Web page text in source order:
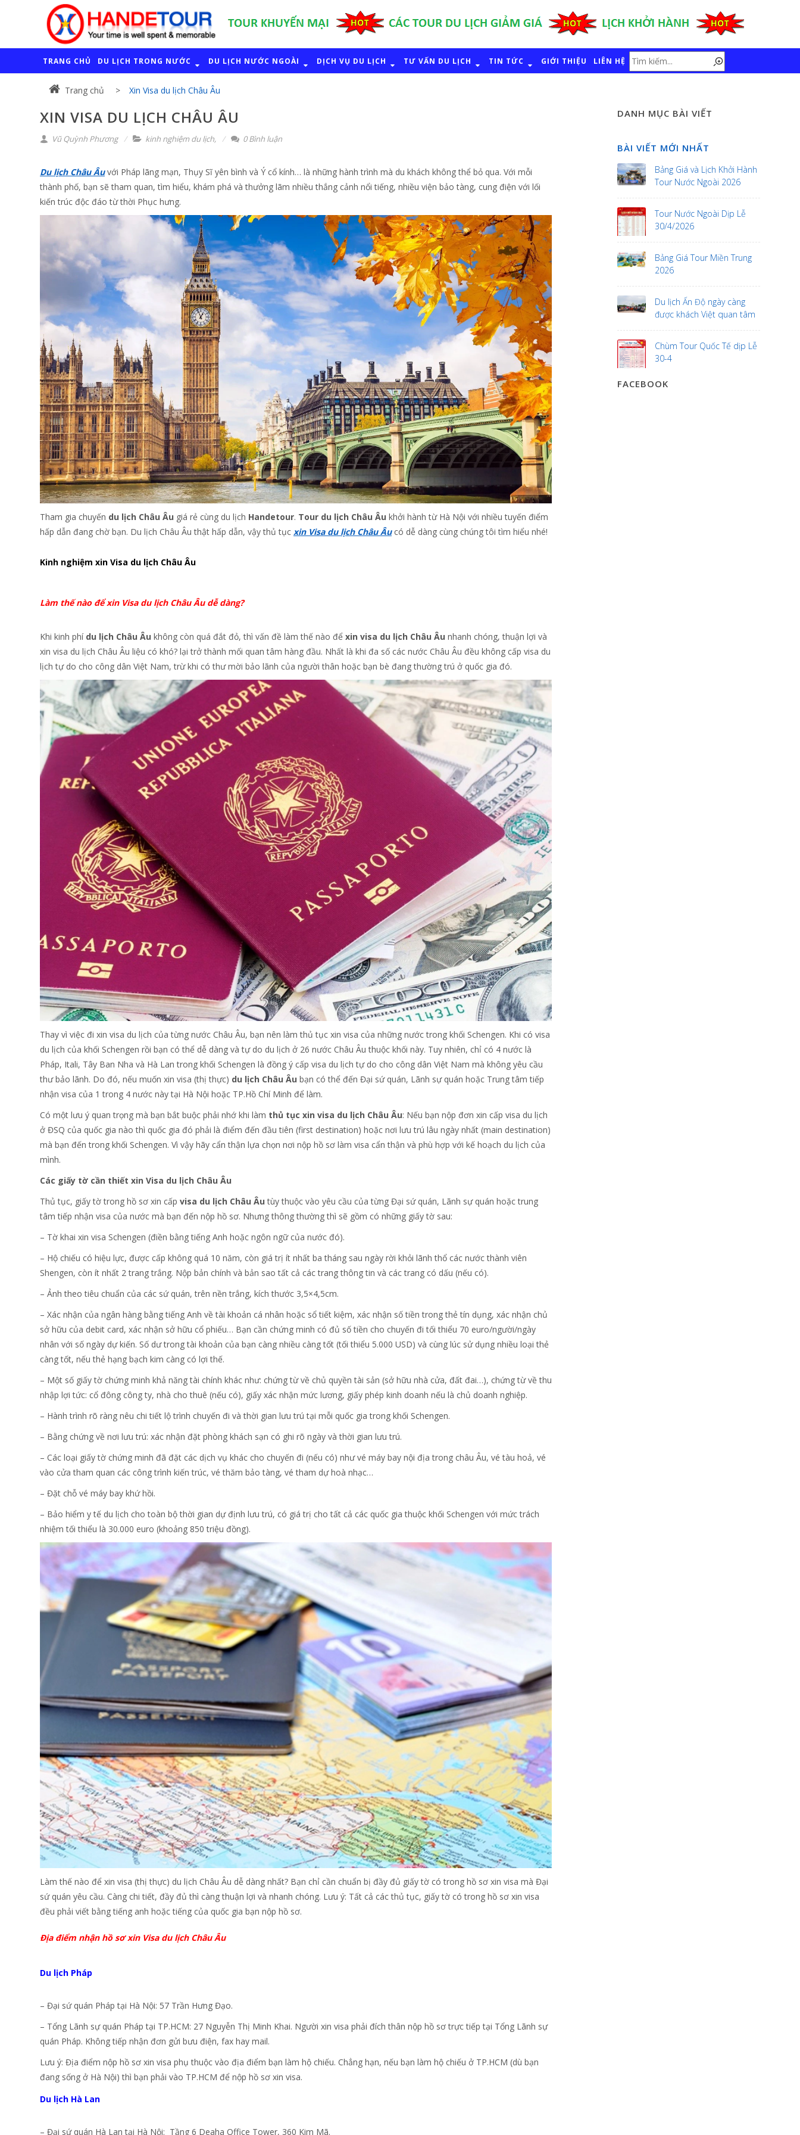
TRANG CHỦ DU LỊCH TRONG NƯỚC DU LỊCH NƯỚC NGOÀI DỊCH VỤ DU LỊCH TƯ VẤN DU LỊCH TIN TỨC GIỚI THIỆU LIÊN HỆ
Trang chủ Xin Visa du lịch Châu Âu
XIN VISA DU LỊCH CHÂU ÂU
Vũ Quỳnh Phương kinh nghiệm du lịch, 0 Bình luận
Du lịch Châu Âuvới Pháp lãng mạn, Thụy Sĩ yên bình và Ý cổ kính… là những hành trình mà du khách không thể bỏ qua. Với mỗi
thành phố, bạn sẽ tham quan, tìm hiểu, khám phá và thưởng lãm nhiều thắng cảnh nổi tiếng, nhiều viện bảo tàng, cung điện với lối
kiến trúc độc đáo từ thời Phục hưng.
Tham gia chuyến du lịch Châu Âu giá rẻ cùng du lịch Handetour. Tour du lịch Châu Âu khởi hành từ Hà Nội với nhiều tuyến điểm
hấp dẫn đang chờ bạn. Du lịch Châu Âu thật hấp dẫn, vậy thủ tục xin Visa du lịch Châu Âucó dễ dàng cùng chúng tôi tìm hiểu nhé!
Kinh nghiệm xin Visa du lịch Châu Âu
Làm thế nào để xin Visa du lịch Châu Âu dễ dàng?
Khi kinh phí du lịch Châu Âu không còn quá đắt đỏ, thì vấn đề làm thế nào để xin visa du lịch Châu Âu nhanh chóng, thuận lợi và
xin visa du lịch Châu Âu liệu có khó? lại trở thành mối quan tâm hàng đầu. Nhất là khi đa số các nước Châu Âu đều không cấp visa du
lịch tự do cho công dân Việt Nam, trừ khi có thư mời bảo lãnh của người thân hoặc bạn bè đang thường trú ở quốc gia đó.
Thay vì việc đi xin visa du lịch của từng nước Châu Âu, bạn nên làm thủ tục xin visa của những nước trong khối Schengen. Khi có visa
du lịch của khối Schengen rồi bạn có thể dễ dàng và tự do du lịch ở 26 nước Châu Âu thuộc khối này. Tuy nhiên, chỉ có 4 nước là
Pháp, Itali, Tây Ban Nha và Hà Lan trong khối Schengen là đồng ý cấp visa du lịch tự do cho công dân Việt Nam mà không yêu cầu
thư bảo lãnh. Do đó, nếu muốn xin visa (thị thực) du lịch Châu Âu bạn có thể đến Đại sứ quán, Lãnh sự quán hoặc Trung tâm tiếp
nhận visa của 1 trong 4 nước này tại Hà Nội hoặc TP.Hồ Chí Minh để làm.
Có một lưu ý quan trọng mà bạn bắt buộc phải nhớ khi làm thủ tục xin visa du lịch Châu Âu: Nếu bạn nộp đơn xin cấp visa du lịch
ở ĐSQ của quốc gia nào thì quốc gia đó phải là điểm đến đầu tiên (first destination) hoặc nơi lưu trú lâu ngày nhất (main destination)
mà bạn đến trong khối Schengen. Vì vậy hãy cẩn thận lựa chọn nơi nộp hồ sơ làm visa cẩn thận và phù hợp với kế hoạch du lịch của
mình.
Các giấy tờ cần thiết xin Visa du lịch Châu Âu
Thủ tục, giấy tờ trong hồ sơ xin cấp visa du lịch Châu Âu tùy thuộc vào yêu cầu của từng Đại sứ quán, Lãnh sự quán hoặc trung
tâm tiếp nhận visa của nước mà bạn đến nộp hồ sơ. Nhưng thông thường thì sẽ gồm có những giấy tờ sau:
– Tờ khai xin visa Schengen (điền bằng tiếng Anh hoặc ngôn ngữ của nước đó).
– Hộ chiếu có hiệu lực, được cấp không quá 10 năm, còn giá trị ít nhất ba tháng sau ngày rời khỏi lãnh thổ các nước thành viên
Shengen, còn ít nhất 2 trang trắng. Nộp bản chính và bản sao tất cả các trang thông tin và các trang có dấu (nếu có).
– Ảnh theo tiêu chuẩn của các sứ quán, trên nền trắng, kích thước 3,5×4,5cm.
– Xác nhận của ngân hàng bằng tiếng Anh về tài khoản cá nhân hoặc sổ tiết kiệm, xác nhận số tiền trong thẻ tín dụng, xác nhận chủ
sở hữu của debit card, xác nhận sở hữu cổ phiếu… Bạn cần chứng minh có đủ số tiền cho chuyến đi tối thiểu 70 euro/người/ngày
nhân với số ngày dự kiến. Số dư trong tài khoản của bạn càng nhiều càng tốt (tối thiểu 5.000 USD) và cùng lúc sử dụng nhiều loại thẻ
càng tốt, nếu thẻ hạng bạch kim càng có lợi thế.
– Một số giấy tờ chứng minh khả năng tài chính khác như: chứng từ về chủ quyền tài sản (sở hữu nhà cửa, đất đai…), chứng từ về thu
nhập lợi tức: cổ đông công ty, nhà cho thuê (nếu có), giấy xác nhận mức lương, giấy phép kinh doanh nếu là chủ doanh nghiệp.
– Hành trình rõ ràng nêu chi tiết lộ trình chuyến đi và thời gian lưu trú tại mỗi quốc gia trong khối Schengen.
– Bằng chứng về nơi lưu trú: xác nhận đặt phòng khách sạn có ghi rõ ngày và thời gian lưu trú.
– Các loại giấy tờ chứng minh đã đặt các dịch vụ khác cho chuyến đi (nếu có) như vé máy bay nội địa trong châu Âu, vé tàu hoả, vé
vào cửa tham quan các công trình kiến trúc, vé thăm bảo tàng, vé tham dự hoà nhạc…
– Đặt chỗ vé máy bay khứ hồi.
– Bảo hiểm y tế du lịch cho toàn bộ thời gian dự định lưu trú, có giá trị cho tất cả các quốc gia thuộc khối Schengen với mức trách
nhiệm tối thiểu là 30.000 euro (khoảng 850 triệu đồng).
Làm thế nào để xin visa (thị thực) du lịch Châu Âu dễ dàng nhất? Bạn chỉ cần chuẩn bị đầy đủ giấy tờ có trong hồ sơ xin visa mà Đại
sứ quán yêu cầu. Càng chi tiết, đầy đủ thì càng thuận lợi và nhanh chóng. Lưu ý: Tất cả các thủ tục, giấy tờ có trong hồ sơ xin visa
đều phải viết bằng tiếng anh hoặc tiếng của quốc gia bạn nộp hồ sơ.
Địa điểm nhận hồ sơ xin Visa du lịch Châu Âu
Du lịch Pháp
– Đại sứ quán Pháp tại Hà Nội: 57 Trần Hưng Đạo.
– Tổng Lãnh sự quán Pháp tại TP.HCM: 27 Nguyễn Thị Minh Khai. Người xin visa phải đích thân nộp hồ sơ trực tiếp tại Tổng Lãnh sự
quán Pháp. Không tiếp nhận đơn gửi bưu điện, fax hay mail.
Lưu ý: Địa điểm nộp hồ sơ xin visa phụ thuộc vào địa điểm bạn làm hộ chiếu. Chẳng hạn, nếu bạn làm hộ chiếu ở TP.HCM (dù bạn
đang sống ở Hà Nội) thì bạn phải vào TP.HCM để nộp hồ sơ xin visa.
Du lịch Hà Lan
– Đại sứ quán Hà Lan tại Hà Nội: Tầng 6 Deaha Office Tower, 360 Kim Mã.
DANH MỤC BÀI VIẾT
BÀI VIẾT MỚI NHẤT
Bảng Giá và Lịch Khởi Hành
Tour Nước Ngoài 2026
Tour Nước Ngoài Dịp Lễ
30/4/2026
Bảng Giá Tour Miền Trung
2026
Du lịch Ấn Độ ngày càng
được khách Việt quan tâm
Chùm Tour Quốc Tế dịp Lễ
30-4
FACEBOOK